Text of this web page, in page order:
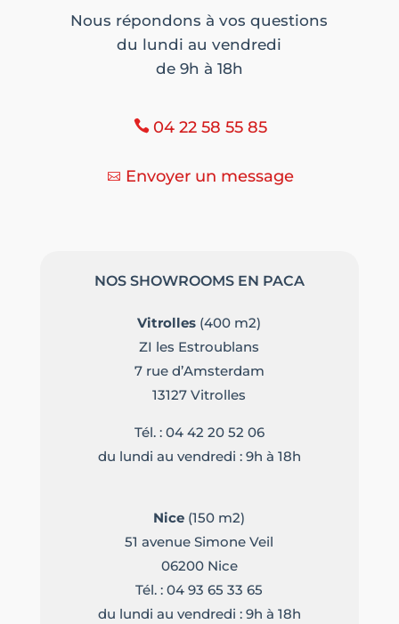
Nous répondons à vos questions
du lundi au vendredi
de 9h à 18h
04 22 58 55 85
Envoyer un message
NOS SHOWROOMS EN PACA
Vitrolles (400 m2)
ZI les Estroublans
7 rue d’Amsterdam
13127 Vitrolles
Tél. : 04 42 20 52 06
du lundi au vendredi : 9h à 18h
Nice (150 m2)
51 avenue Simone Veil
06200 Nice
Tél. :04 93 65 33 65
du lundi au vendredi : 9h à 18h